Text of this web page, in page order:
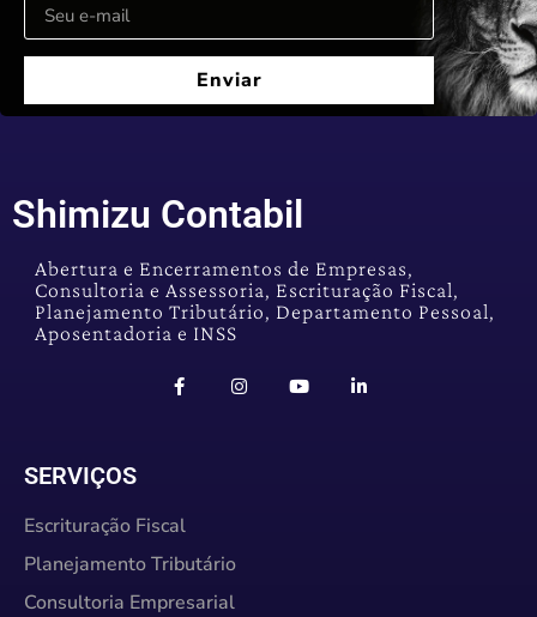
Enviar
Shimizu Contabil
Abertura e Encerramentos de Empresas,
Consultoria e Assessoria, Escrituração Fiscal,
Planejamento Tributário, Departamento Pessoal,
Aposentadoria e INSS
SERVIÇOS
Escrituração Fiscal
Planejamento Tributário
Consultoria Empresarial